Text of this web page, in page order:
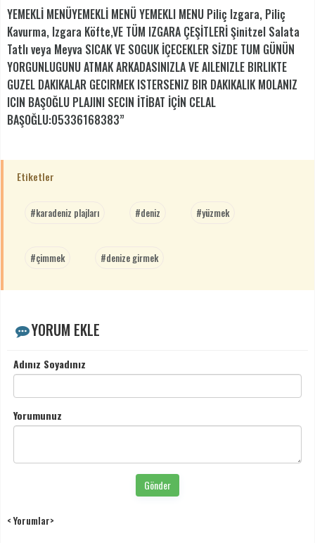
YEMEKLİ MENÜYEMEKLİ MENÜ YEMEKLI MENU Piliç Izgara, Piliç
Kavurma, Izgara Köfte,VE TÜM IZGARA ÇEŞİTLERİ Şinitzel Salata
Tatlı veya Meyva SICAK VE SOGUK İÇECEKLER SİZDE TUM GÜNÜN
YORGUNLUGUNU ATMAK ARKADASINIZLA VE AILENIZLE BIRLIKTE
GUZEL DAKIKALAR GECIRMEK ISTERSENIZ BIR DAKIKALIK MOLANIZ
ICIN BAŞOĞLU PLAJINI SECIN İTİBAT İÇİN CELAL
BAŞOĞLU:05336168383”
Etiketler
#karadeniz plajları #deniz #yüzmek
#çimmek #denize girmek
YORUM EKLE
Adınız Soyadınız
Yorumunuz
Gönder
< Yorumlar>